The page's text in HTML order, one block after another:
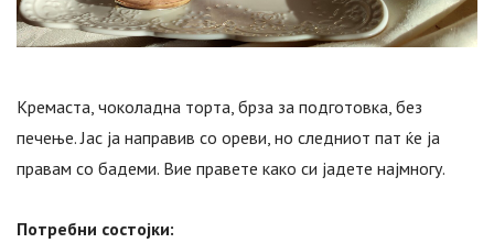
Кремаста, чоколадна торта, брза за подготовка, без
печење. Јас ја направив со ореви, но следниот пат ќе ја
правам со бадеми. Вие правете како си јадете најмногу.
Потребни состојки: